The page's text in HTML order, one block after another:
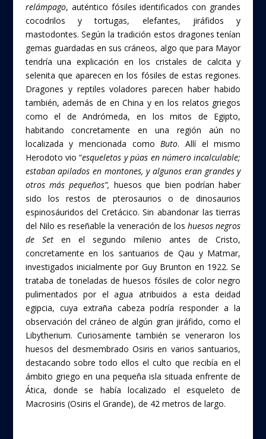
relámpago, auténtico fósiles identificados con grandes
cocodrilos y tortugas, elefantes, jiráfidos y
mastodontes. Según la tradición estos dragones tenían
gemas guardadas en sus cráneos, algo que para Mayor
tendría una explicación en los cristales de calcita y
selenita que aparecen en los fósiles de estas regiones.
Dragones y reptiles voladores parecen haber habido
también, además de en China y en los relatos griegos
como el de Andrómeda, en los mitos de Egipto,
habitando concretamente en una región aún no
localizada y mencionada comoButo. Allí el mismo
Herodoto vio “esqueletos y púas en número incalculable;
estaban apilados en montones, y algunos eran grandes y
otros más pequeños”, huesos que bien podrían haber
sido los restos de pterosaurios o de dinosaurios
espinosáuridos del Cretácico. Sin abandonar las tierras
del Nilo es reseñable la veneración de loshuesos negros
de Set en el segundo milenio antes de Cristo,
concretamente en los santuarios de Qau y Matmar,
investigados inicialmente por Guy Brunton en 1922. Se
trataba de toneladas de huesos fósiles de color negro
pulimentados por el agua atribuidos a esta deidad
egipcia, cuya extraña cabeza podría responder a la
observación del cráneo de algún gran jiráfido, como el
Libytherium. Curiosamente también se veneraron los
huesos del desmembrado Osiris en varios santuarios,
destacando sobre todo ellos el culto que recibía en el
ámbito griego en una pequeña isla situada enfrente de
Ática, donde se había localizado el esqueleto de
Macrosiris (Osiris el Grande), de 42 metros de largo.